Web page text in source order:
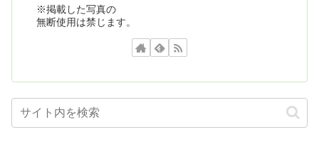
※掲載した写真の
無断使用は禁じます。